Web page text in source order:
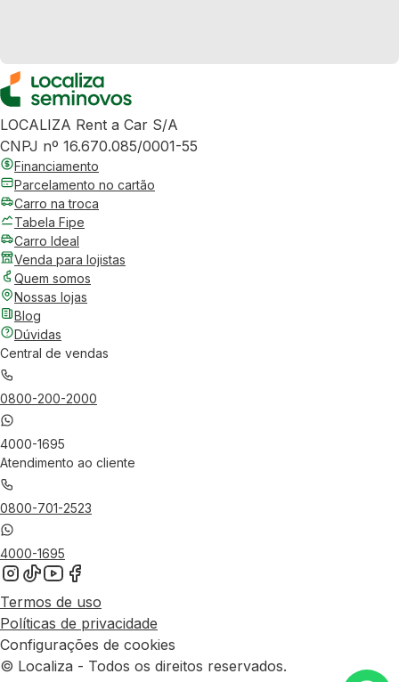
LOCALIZA Rent a Car S/A
CNPJ nº 16.670.085/0001-55
Financiamento
Parcelamento no cartão
Carro na troca
Tabela Fipe
Carro Ideal
Venda para lojistas
Quem somos
Nossas lojas
Blog
Dúvidas
Central de vendas
0800-200-2000
4000-1695
Atendimento ao cliente
0800-701-2523
4000-1695
Termos de uso
Políticas de privacidade
Configurações de cookies
© Localiza - Todos os direitos reservados.